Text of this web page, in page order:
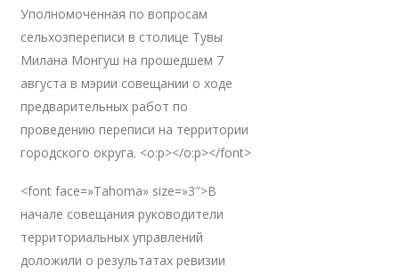
Уполномоченная по вопросам
сельхозпереписи в столице Тувы
Милана Монгуш на прошедшем 7
августа в мэрии совещании о ходе
предварительных работ по
проведению переписи на территории
городского округа. <o:p></o:p></font>
<font face=»Tahoma» size=»3″>В
начале совещания руководители
территориальных управлений
доложили о результатах ревизии